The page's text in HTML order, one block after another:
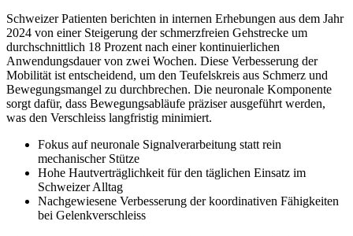
Schweizer Patienten berichten in internen Erhebungen aus dem Jahr
2024 von einer Steigerung der schmerzfreien Gehstrecke um
durchschnittlich 18 Prozent nach einer kontinuierlichen
Anwendungsdauer von zwei Wochen. Diese Verbesserung der
Mobilität ist entscheidend, um den Teufelskreis aus Schmerz und
Bewegungsmangel zu durchbrechen. Die neuronale Komponente
sorgt dafür, dass Bewegungsabläufe präziser ausgeführt werden,
was den Verschleiss langfristig minimiert.
Fokus auf neuronale Signalverarbeitung statt rein
mechanischer Stütze
Hohe Hautverträglichkeit für den täglichen Einsatz im
Schweizer Alltag
Nachgewiesene Verbesserung der koordinativen Fähigkeiten
bei Gelenkverschleiss